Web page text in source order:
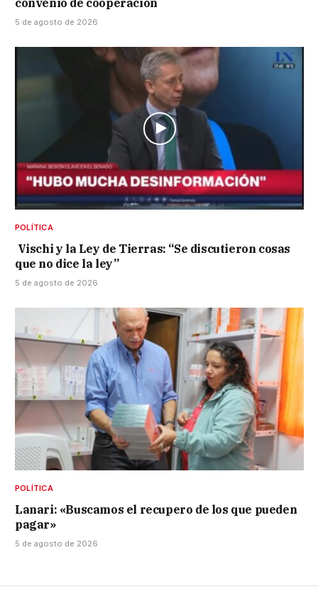
convenio de cooperación
5 de agosto de 2026
POLÍTICA
Vischi y la Ley de Tierras: “Se discutieron cosas
que no dice la ley”
5 de agosto de 2026
POLÍTICA
Lanari: «Buscamos el recupero de los que pueden
pagar»
5 de agosto de 2026